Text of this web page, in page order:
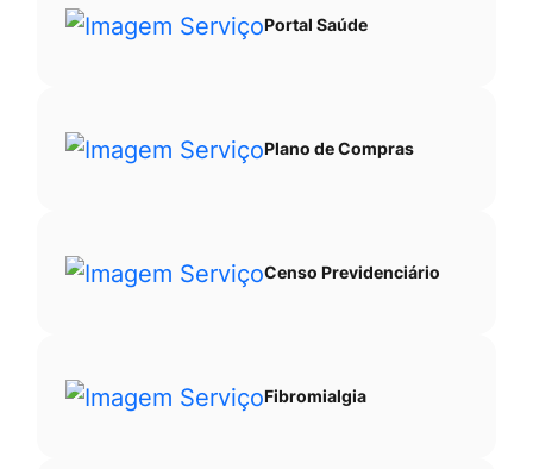
Portal Saúde
Plano de Compras
Censo Previdenciário
Fibromialgia